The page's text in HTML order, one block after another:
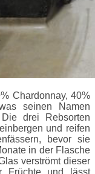
Chardonnay, 40%
seinen Namen
drei Rebsorten
und reifen
bevor sie
in der Flasche
verströmt dieser
Früchte und lässt